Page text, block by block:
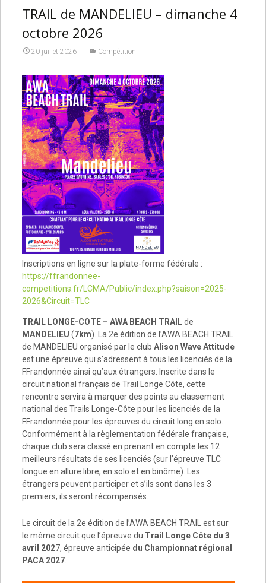
TRAIL de MANDELIEU – dimanche 4
octobre 2026
20 juillet 2026 Compétition
Inscriptions en ligne sur la plate-forme fédérale :
https://ffrandonnee-
competitions.fr/LCMA/Public/index.php?saison=2025-
2026&Circuit=TLC
TRAIL LONGE-COTE – AWA BEACH TRAILde
MANDELIEU (7km). La 2e édition de l’AWA BEACH TRAIL
de MANDELIEU organisé par le club Alison Wave Attitude
est une épreuve qui s’adressent à tous les licenciés de la
FFrandonnée ainsi qu’aux étrangers. Inscrite dans le
circuit national français de Trail Longe Côte, cette
rencontre servira à marquer des points au classement
national des Trails Longe-Côte pour les licenciés de la
FFrandonnée pour les épreuves du circuit long en solo.
Conformément à la règlementation fédérale française,
chaque club sera classé en prenant en compte les 12
meilleurs résultats de ses licenciés (sur l’épreuve TLC
longue en allure libre, en solo et en binôme). Les
étrangers peuvent participer et s’ils sont dans les 3
premiers, ils seront récompensés.
Le circuit de la 2e édition de l’AWA BEACH TRAIL est sur
le même circuit que l’épreuve du Trail Longe Côte du 3
avril 2027, épreuve anticipée du Championnat régional
PACA 2027.